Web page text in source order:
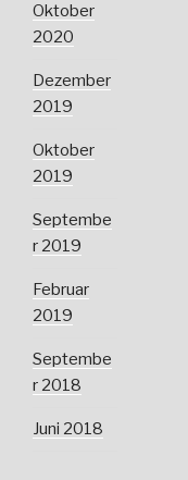
Oktober
2020
Dezember
2019
Oktober
2019
Septembe
r 2019
Februar
2019
Septembe
r 2018
Juni 2018